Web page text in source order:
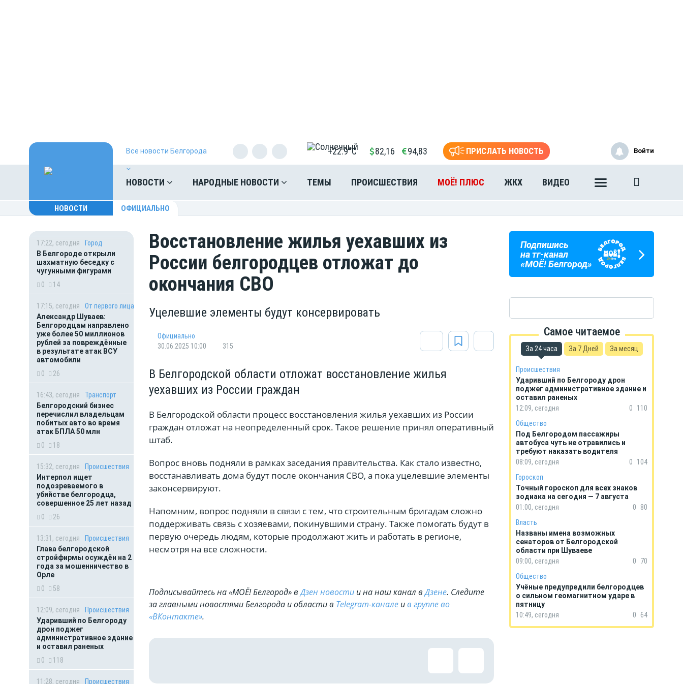
Все новости Белгорода +22.9°C 82,16 94,83 ПРИСЛАТЬ НОВОСТЬ
НОВОСТИ НАРОДНЫЕ НОВОСТИ ТЕМЫ ПРОИСШЕСТВИЯ МОЁ! ПЛЮС ЖКХ ВИДЕО
Войти
НОВОСТИ ОФИЦИАЛЬНО
17:22, сегодня
Город
В Белгороде открыли
шахматную беседку с
чугунными фигурами
0
14
17:15, сегодня
От первого лица
Александр Шуваев:
Белгородцам направлено
уже более 50 миллионов
рублей за повреждённые
в результате атак ВСУ
автомобили
0
26
16:43, сегодня
Транспорт
Белгородский бизнес
перечислил владельцам
побитых авто во время
атак БПЛА 50 млн
0
18
15:32, сегодня
Происшествия
Интерпол ищет
подозреваемого в
убийстве белгородца,
совершенное 25 лет назад
0
26
13:31, сегодня
Происшествия
Глава белгородской
стройфирмы осуждён на 2
года за мошенничество в
Орле
0
58
12:09, сегодня
Происшествия
Ударивший по Белгороду
дрон поджег
административное здание
и оставил раненых
0
118
11:28, сегодня
Происшествия
Восстановление жилья уехавших из
России белгородцев отложат до
окончания СВО
Уцелевшие элементы будут консервировать
Официально
30.06.2025 10:00
315
В Белгородской области отложат восстановление жилья
уехавших из России граждан
В Белгородской области процесс восстановления жилья уехавших из России
граждан отложат на неопределенный срок. Такое решение принял оперативный
штаб.
Вопрос вновь подняли в рамках заседания правительства. Как стало известно,
восстанавливать дома будут после окончания СВО, а пока уцелевшие элементы
законсервируют.
Напомним, вопрос подняли в связи с тем, что строительным бригадам сложно
поддерживать связь с хозяевами, покинувшими страну. Также помогать будут в
первую очередь людям, которые продолжают жить и работать в регионе,
несмотря на все сложности.
Подписывайтесь на «МОЁ! Белгород» вДзен новости и на наш канал вДзене. Cледите
за главными новостями Белгорода и области в Telegram-канале ив группе во
«ВКонтакте».
Подпишись
на тг-канал
«МОЁ! Белгород»
ПОГОДА
В БЕЛГОРОДЕ
ГОРОСКОП
НА КАЖДЫЙ ДЕНЬ
Самое читаемое
За 24 часа За 7 Дней За месяц
Происшествия
Ударивший по Белгороду дрон
поджег административное здание и
оставил раненых
12:09, сегодня
0
110
Общество
Под Белгородом пассажиры
автобуса чуть не отравились и
требуют наказать водителя
08:09, сегодня
0
104
Гороскоп
Точный гороскоп для всех знаков
зодиака на сегодня — 7 августа
01:00, сегодня
0
80
Власть
Названы имена возможных
сенаторов от Белгородской
области при Шуваеве
09:00, сегодня
0
70
Общество
Учёные предупредили белгородцев
о сильном геомагнитном ударе в
пятницу
10:49, сегодня
0 64